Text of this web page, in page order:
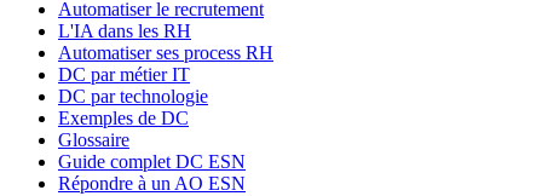
Automatiser le recrutement
L'IA dans les RH
Automatiser ses process RH
DC par métier IT
DC par technologie
Exemples de DC
Glossaire
Guide complet DC ESN
Répondre à un AO ESN